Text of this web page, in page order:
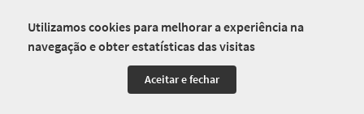
Utilizamos cookies para melhorar a experiência na
navegação e obter estatísticas das visitas
Aceitar e fechar